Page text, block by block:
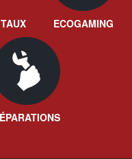
ECOGAMING